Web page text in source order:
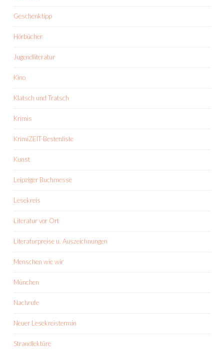
Geschenktipp
Hörbücher
Jugendliteratur
Kino
Klatsch und Tratsch
Krimis
KrimiZEIT-Bestenliste
Kunst
Leipziger Buchmesse
Lesekreis
Literatur vor Ort
Literaturpreise u. Auszeichnungen
Menschen wie wir
München
Nachrufe
Neuer Lesekreistermin
Strandlektüre